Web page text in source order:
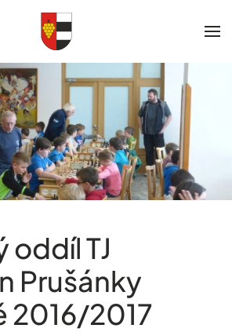
oddíl TJ
Prušánky
2016/2017